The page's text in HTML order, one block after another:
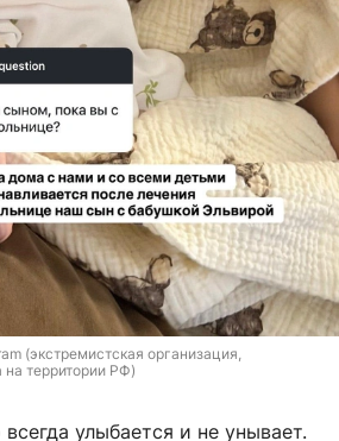
(экстремистская организация,
на территории РФ)
улыбается и не унывает.